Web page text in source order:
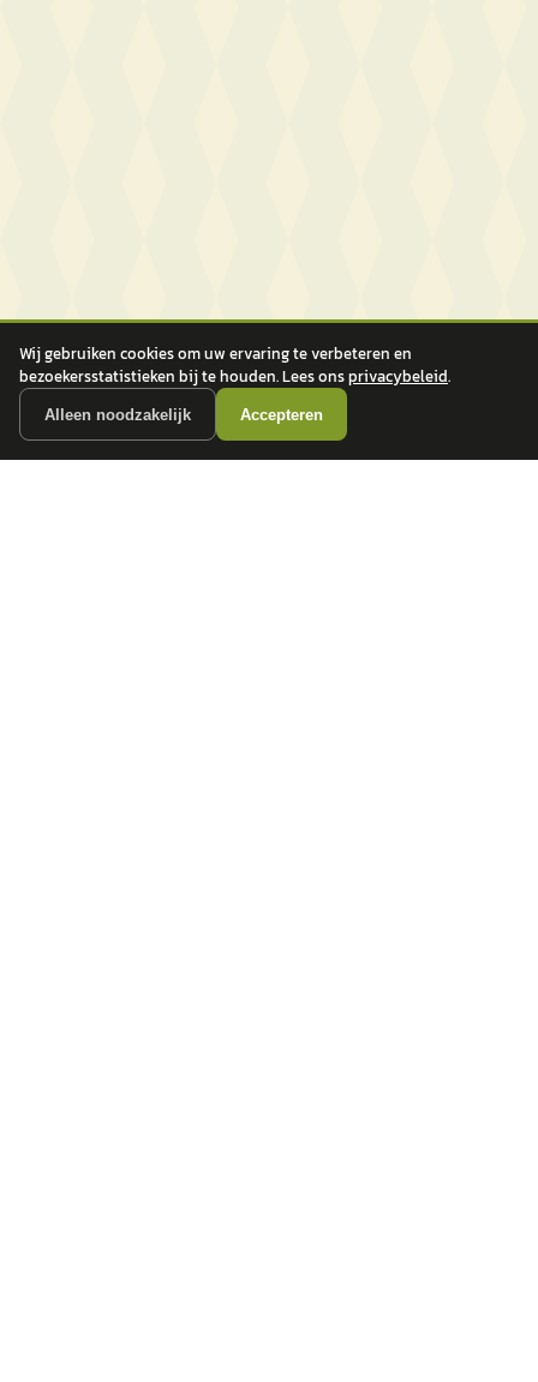
Wij gebruiken cookies om uw ervaring te verbeteren en
bezoekersstatistieken bij te houden. Lees onsprivacybeleid.
Alleen noodzakelijk Accepteren